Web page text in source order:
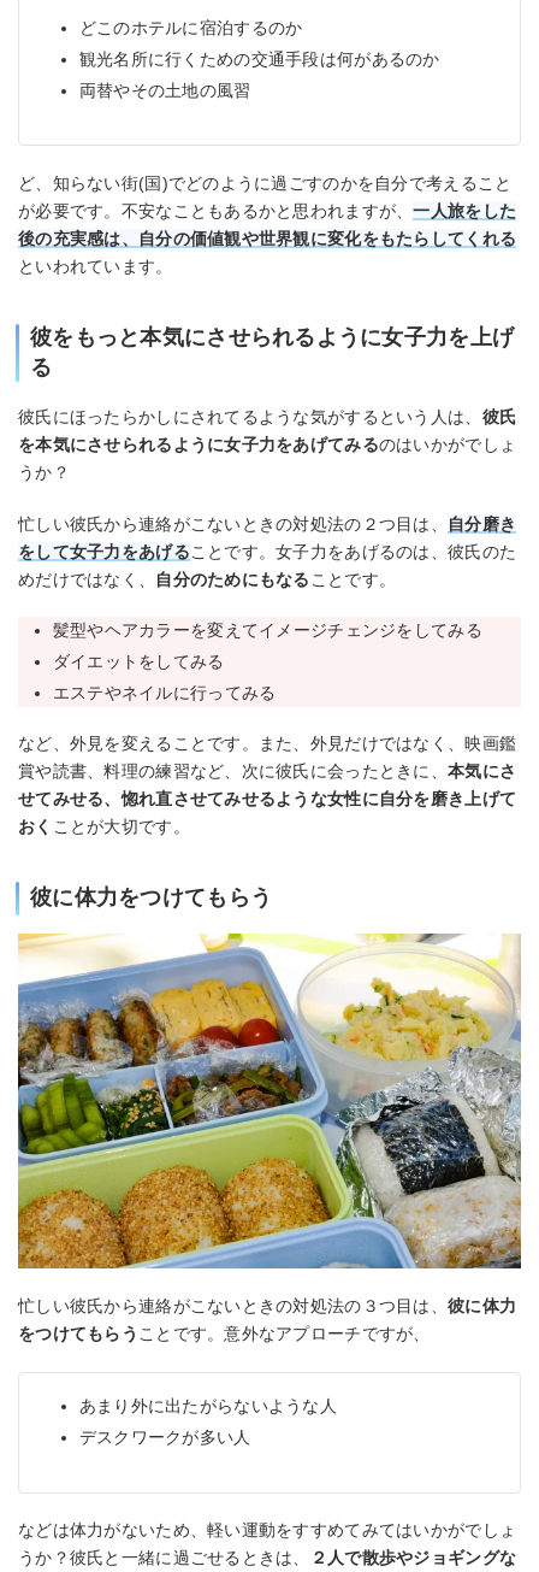
どこのホテルに宿泊するのか
観光名所に行くための交通手段は何があるのか
両替やその土地の風習
ど、知らない街(国)でどのように過ごすのかを自分で考えること
が必要です。不安なこともあるかと思われますが、一人旅をした
後の充実感は、自分の価値観や世界観に変化をもたらしてくれる
といわれています。
彼をもっと本気にさせられるように女子力を上げ
る
彼氏にほったらかしにされてるような気がするという人は、 彼氏
を本気にさせられるように女子力をあげてみるのはいかがでしょ
うか？
忙しい彼氏から連絡がこないときの対処法の２つ目は、
自分磨き
をして女子力をあげることです。女子力をあげるのは、彼氏のた
めだけではなく、
自分のためにもなる ことです。
髪型やヘアカラーを変えてイメージチェンジをしてみる
ダイエットをしてみる
エステやネイルに行ってみる
など、外見を変えることです。また、外見だけではなく、映画鑑
賞や読書、料理の練習など、次に彼氏に会ったときに、 本気にさ
せてみせる、惚れ直させてみせるような女性に自分を磨き上げて
おく ことが大切です。
彼に体力をつけてもらう
忙しい彼氏から連絡がこないときの対処法の３つ目は、 彼に体力
をつけてもらう ことです。意外なアプローチですが、
あまり外に出たがらないような人
デスクワークが多い人
などは体力がないため、軽い運動をすすめてみてはいかがでしょ
うか？彼氏と一緒に過ごせるときは、
２人で散歩やジョギングな